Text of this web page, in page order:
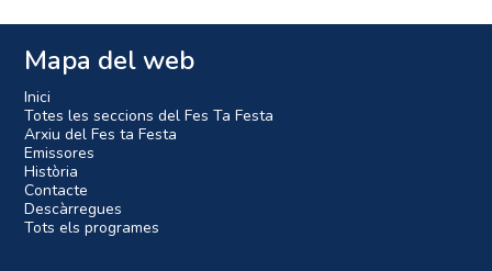
Mapa del web
Inici
Totes les seccions del Fes Ta Festa
Arxiu del Fes ta Festa
Emissores
Història
Contacte
Descàrregues
Tots els programes